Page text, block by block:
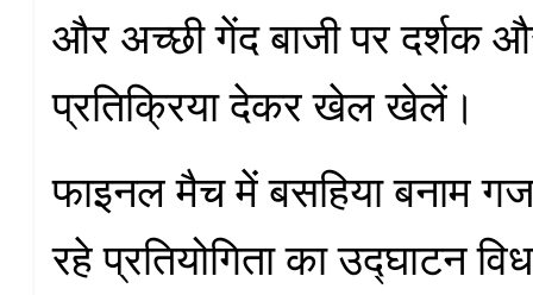
और अच्छी गेंद बाजी पर दर्शक
प्रतिक्रिया देकर खेल खेलें।
फाइनल मैच में बसहिया बनाम
रहे प्रतियोगिता का उद्घाटन